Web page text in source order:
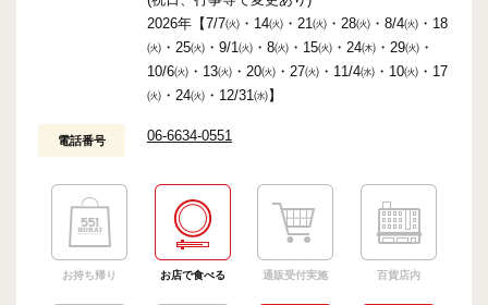
2026年【7/7㈫・14㈫・21㈫・28㈫・8/4㈫・18
㈫・25㈫・9/1㈫・8㈫・15㈫・24㈭・29㈫・
10/6㈫・13㈫・20㈫・27㈫・11/4㈬・10㈫・17
㈫・24㈫・12/31㈬】
電話番号 06-6634-0551
お持ち帰り お店で食べる 通販受付実施 百貨店内